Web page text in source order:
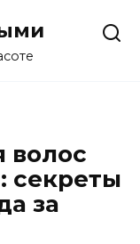
волос
секреты
за